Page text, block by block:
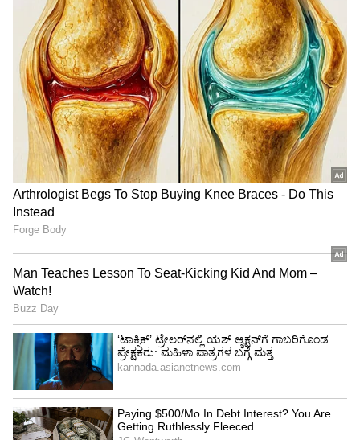
ಉತ್ತರ ಕನ್ನಡ - ರೂ. 103.94
ಯಾದಗಿರಿ - ರೂ. 103.25
ಕರ್ನಾಟಕದ ಜಿಲ್ಲೆಗಳಲ್ಲಿ ಡಿಸೇಲ್ ದರ
ಬಾಗಲಕೋಟೆ - 89.61
ಬೆಂಗಳೂರು - 88.94
ಬೆಂಗಳೂರು ಗ್ರಾಮಾಂತರ -89.01
ಬೆಳಗಾವಿ - 88.81
ಬಳ್ಳಾರಿ - 90.64
ಬೀದರ್ -89.80
ವಿಜಯಪುರ - 89.08
ಚಾಮರಾಜನಗರ - 89.06
ಚಿಕ್ಕಬಳ್ಳಾಪುರ - 88.71
ಟ್ರಂಪ್ ಐತಿಹಾಸಿಕ ಒಪ್ಪಂದ | India US
Trade Deal | Party Rounds